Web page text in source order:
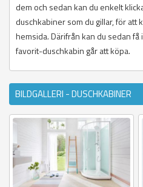
dem och sedan kan du enkelt
duschkabiner som du gillar, för
hemsida. Därifrån kan du sedan
favorit-duschkabin går att köpa.
BILDGALLERI - DUSCHKABINER